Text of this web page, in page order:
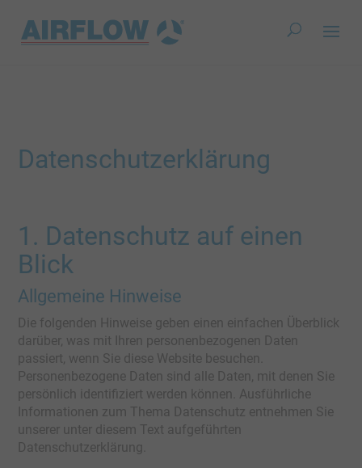
Datenschutz­erklärung
1. Datenschutz auf einen
Blick
Allgemeine Hinweise
Die folgenden Hinweise geben einen einfachen Überblick
darüber, was mit Ihren personenbezogenen Daten
passiert, wenn Sie diese Website besuchen.
Personenbezogene Daten sind alle Daten, mit denen Sie
persönlich identifiziert werden können. Ausführliche
Informationen zum Thema Datenschutz entnehmen Sie
unserer unter diesem Text aufgeführten
Datenschutzerklärung.